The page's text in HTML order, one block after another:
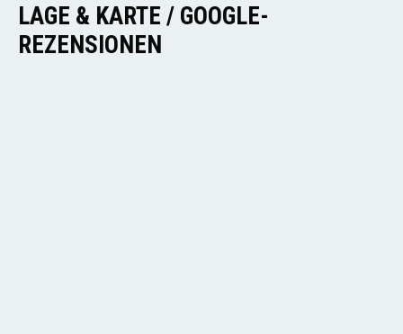
LAGE & KARTE / GOOGLE-
REZENSIONEN